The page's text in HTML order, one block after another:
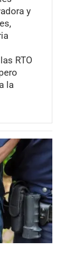
y
RTO
la